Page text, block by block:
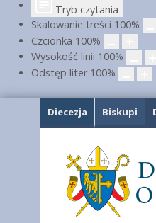
Tryb czytania
Skalowanie treści 100%
Czcionka 100%
Wysokość linii 100%
Odstęp liter 100%
Diecezja Biskupi